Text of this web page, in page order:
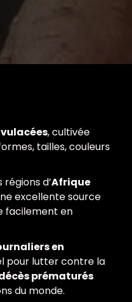
, cultivée
tailles, couleurs
d’Afrique
excellente source
facilement en
en
pour lutter contre la
prématurés
du monde.